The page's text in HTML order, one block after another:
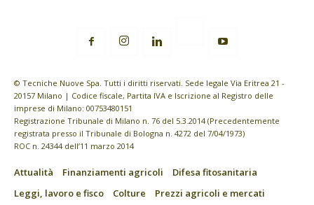
© Tecniche Nuove Spa. Tutti i diritti riservati. Sede legale Via Eritrea 21 -
20157 Milano | Codice fiscale, Partita IVA e Iscrizione al Registro delle
imprese di Milano: 00753480151
Registrazione Tribunale di Milano n. 76 del 5.3.2014 (Precedentemente
registrata presso il Tribunale di Bologna n. 4272 del 7/04/1973)
ROC n. 24344 dell’11 marzo 2014
Attualità Finanziamenti agricoli
Difesa fitosanitaria
Leggi, lavoro e fisco
Colture
Prezzi agricoli e mercati